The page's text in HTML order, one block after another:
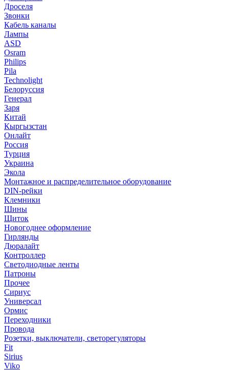
Дроселя
Звонки
Кабель каналы
Лампы
ASD
Osram
Philips
Pila
Technolight
Белоруссия
Генерал
Заря
Китай
Кыргызстан
Онлайт
Россия
Турция
Украина
Экола
Монтажное и распределительное оборудование
DIN-рейки
Клемники
Шины
Щиток
Новогоднее оформление
Гирлянды
Дюралайт
Контроллер
Светодиодные ленты
Патроны
Прочее
Сириус
Универсал
Ормис
Переходники
Провода
Розетки, выключатели, светорегуляторы
Fit
Sirius
Viko